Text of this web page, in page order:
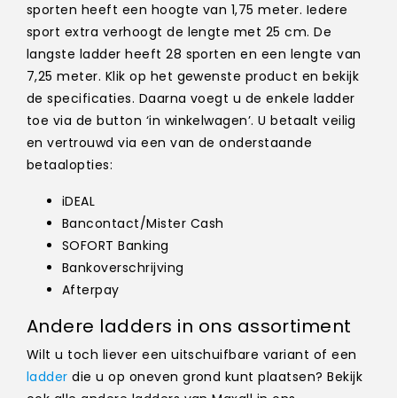
sporten heeft een hoogte van 1,75 meter. Iedere
sport extra verhoogt de lengte met 25 cm. De
langste ladder heeft 28 sporten en een lengte van
7,25 meter. Klik op het gewenste product en bekijk
de specificaties. Daarna voegt u de enkele ladder
toe via de button ‘in winkelwagen’. U betaalt veilig
en vertrouwd via een van de onderstaande
betaalopties:
iDEAL
Bancontact/Mister Cash
SOFORT Banking
Bankoverschrijving
Afterpay
Andere ladders in ons assortiment
Wilt u toch liever een uitschuifbare variant of een
ladder die u op oneven grond kunt plaatsen? Bekijk